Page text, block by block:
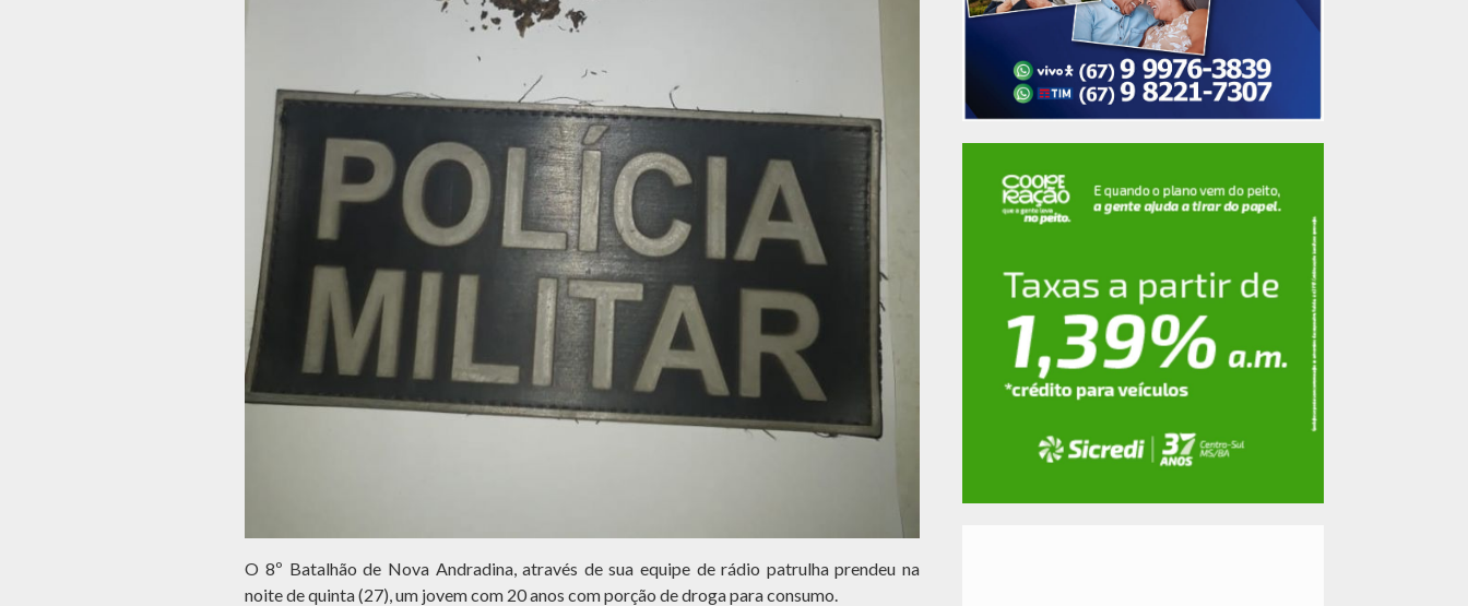
O 8º Batalhão de Nova Andradina, através de sua equipe de rádio patrulha prendeu na
noite de quinta (27), um jovem com 20 anos com porção de droga para consumo.